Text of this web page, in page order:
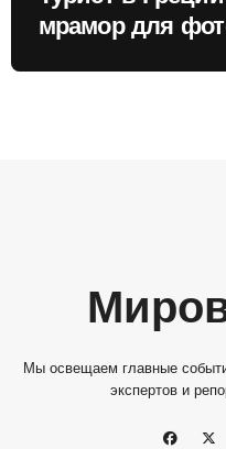
мрамор для
Мы освещаем главные
экспертов и